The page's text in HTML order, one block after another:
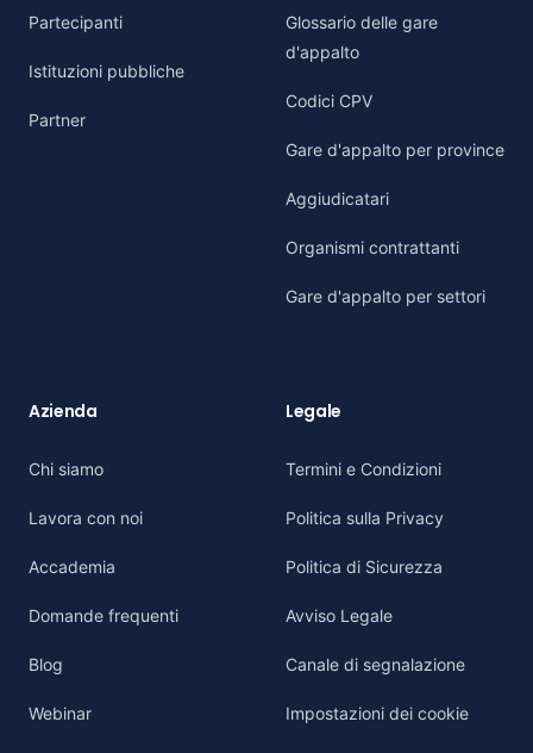
Partecipanti
Istituzioni pubbliche
Partner
Glossario delle gare
d'appalto
Codici CPV
Gare d'appalto per province
Aggiudicatari
Organismi contrattanti
Gare d'appalto per settori
Azienda
Chi siamo
Lavora con noi
Accademia
Domande frequenti
Blog
Webinar
Legale
Termini e Condizioni
Politica sulla Privacy
Politica di Sicurezza
Avviso Legale
Canale di segnalazione
Impostazioni dei cookie